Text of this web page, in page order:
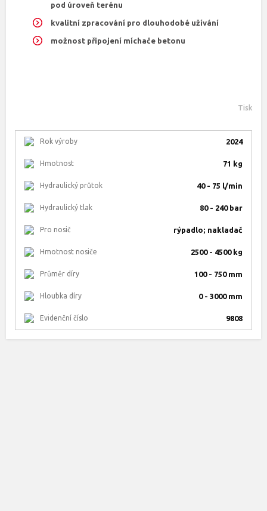
pod úroveň terénu
kvalitní zpracování pro dlouhodobé užívání
možnost připojení míchače betonu
Tisk
Rok výroby 2024
Hmotnost 71 kg
Hydraulický průtok 40 - 75 l/min
Hydraulický tlak 80 - 240 bar
Pro nosič rýpadlo; nakladač
Hmotnost nosiče 2500 - 4500 kg
Průměr díry 100 - 750 mm
Hloubka díry 0 - 3000 mm
Evidenční číslo 9808